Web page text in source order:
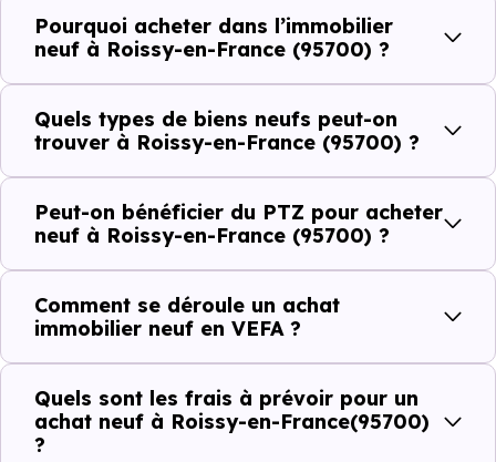
plus recherchées.
Côté cadre de vie, Roissy-en-France (95700) dispose de
85 commerces, 14 professions médicales et 2
établissements scolaires. Des équipements du quotidien
qui constituent autant d'arguments concrets pour habiter
ou investir dans la commune.
Combien coûte un logement à Roissy-en-
France (95700) ?
C'est souvent la première question. Voici les repères de
prix à connaître pour un achat immobilier à Roissy-en-
France (95700) :
Pourquoi acheter dans l’immobilier
neuf à Roissy-en-France (95700) ?
Quels types de biens neufs peut-on
trouver à Roissy-en-France (95700) ?
Peut-on bénéficier du PTZ pour acheter
neuf à Roissy-en-France (95700) ?
Comment se déroule un achat
immobilier neuf en VEFA ?
Quels sont les frais à prévoir pour un
achat neuf à Roissy-en-France(95700)
?